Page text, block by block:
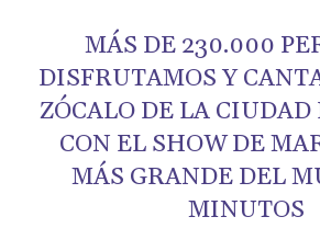
MÁS DE 230.000
DISFRUTAMOS Y
ZÓCALO DE LA
CON EL SHOW DE
MÁS GRANDE DEL
MINUTOS